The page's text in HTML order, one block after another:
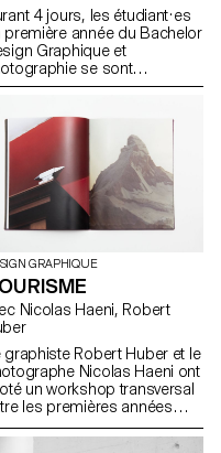
4 jours, les étudiant·es
première année du Bachelor
Graphique et
se sont
à la météo du
le résultat de leurs
sous forme de
géant à QUARTIER
GRAPHIQUE
Robert
graphiste Robert Huber et le
Nicolas Haeni ont
un workshop transversal
les premières années
Design Graphique et
En joignant leurs